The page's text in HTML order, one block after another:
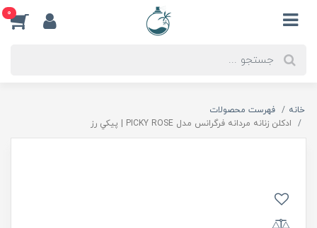
0
خانه
فهرست محصولات
ادكلن زنانه مردانه فرگرانس مدل PICKY ROSE | پيكي رز